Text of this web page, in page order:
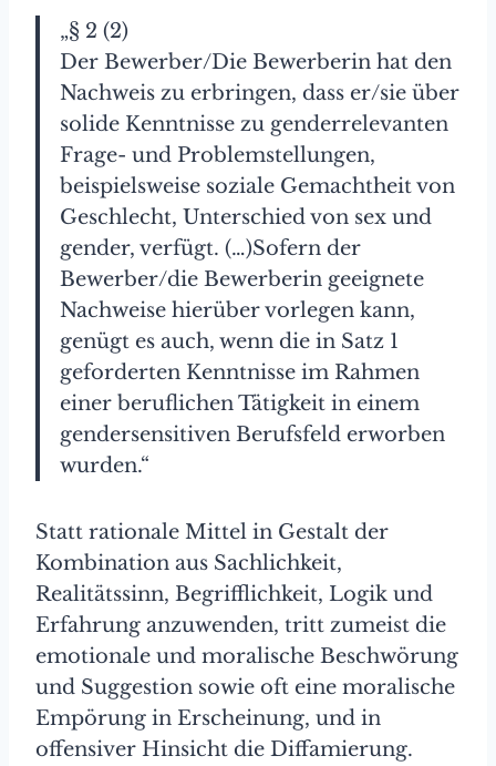
„§ 2 (2)
Der Bewerber/Die Bewerberin hat den
Nachweis zu erbringen, dass er/sie über
solide Kenntnisse zu genderrelevanten
Frage- und Problemstellungen,
beispielsweise soziale Gemachtheit von
Geschlecht, Unterschied von sex und
gender, verfügt. (…)Sofern der
Bewerber/die Bewerberin geeignete
Nachweise hierüber vorlegen kann,
genügt es auch, wenn die in Satz 1
geforderten Kenntnisse im Rahmen
einer beruflichen Tätigkeit in einem
gendersensitiven Berufsfeld erworben
wurden.“
Statt rationale Mittel in Gestalt der
Kombination aus Sachlichkeit,
Realitätssinn, Begrifflichkeit, Logik und
Erfahrung anzuwenden, tritt zumeist die
emotionale und moralische Beschwörung
und Suggestion sowie oft eine moralische
Empörung in Erscheinung, und in
offensiver Hinsicht die Diffamierung.